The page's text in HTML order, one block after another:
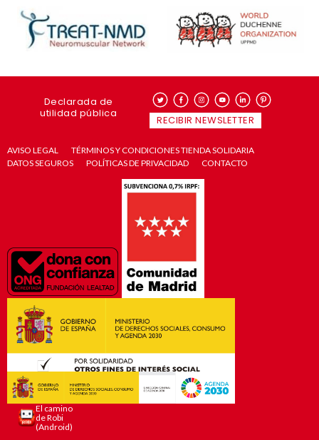
Declarada de
utilidad pública
RECIBIR NEWSLETTER
AVISO LEGAL
TÉRMINOS Y CONDICIONES TIENDA SOLIDARIA
DATOS SEGUROS
POLÍTICAS DE PRIVACIDAD CONTACTO
El camino
de Robi
(Android)